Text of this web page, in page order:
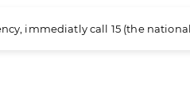
immediatly call 15 (the